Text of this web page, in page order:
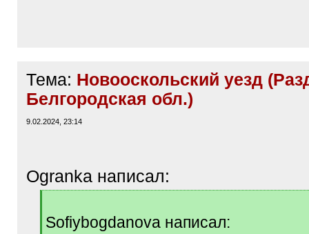
Тема: Новооскольский уезд
Белгородская обл.)
9.02.2024, 23:14
Ogranka написал:
]Sofiybogdanova написал: